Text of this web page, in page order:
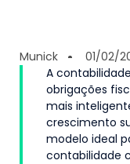
Munick
01/02/
A
obrigações
mais
crescimento
modelo ideal
contabilidade